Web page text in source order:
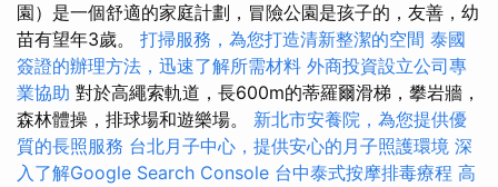
園）是一個舒適的家庭計劃，冒險公園是孩子的，友善，幼
苗有望年3歲。 打掃服務，為您打造清新整潔的空間 泰國
簽證的辦理方法，迅速了解所需材料 外商投資設立公司專
業協助 對於高繩索軌道，長600m的蒂羅爾滑梯，攀岩牆，
森林體操，排球場和遊樂場。 新北市安養院，為您提供優
質的長照服務 台北月子中心，提供安心的月子照護環境 深
入了解Google Search Console 台中泰式按摩排毒療程 高